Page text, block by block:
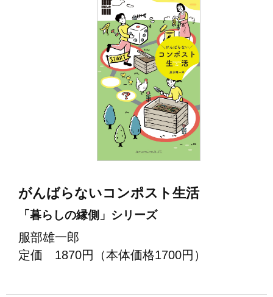
がんばらないコンポスト生活
「暮らしの縁側」シリーズ
服部雄一郎
定価 1870円（本体価格1700円）